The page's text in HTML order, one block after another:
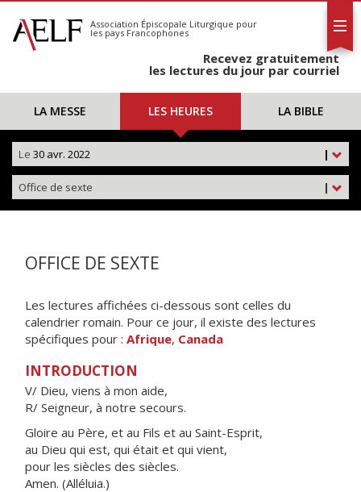
S'abonner
Calendrier
Association Épiscopale Liturgique pour
les pays Francophones
Recevez gratuitement
les lectures du jour par courriel
LA MESSE LES HEURES LA BIBLE
|
Le 30 avr. 2022
|
Office de sexte
OFFICE DE SEXTE
Les lectures affichées ci-dessous sont celles du
calendrier romain. Pour ce jour, il existe des lectures
spécifiques pour : Afrique, Canada
INTRODUCTION
V/ Dieu, viens à mon aide,
R/ Seigneur, à notre secours.
Gloire au Père, et au Fils et au Saint-Esprit,
au Dieu qui est, qui était et qui vient,
pour les siècles des siècles.
Amen. (Alléluia.)